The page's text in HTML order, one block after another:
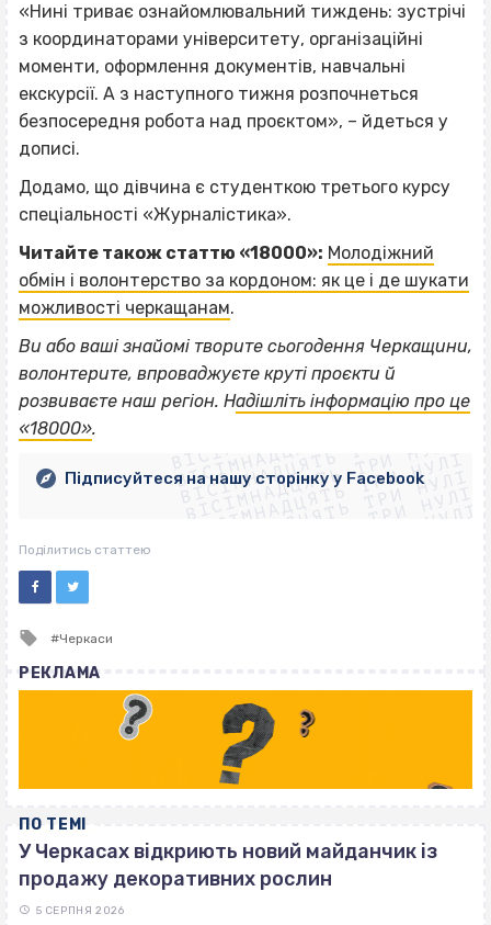
«Нині триває ознайомлювальний тиждень: зустрічі
з координаторами університету, організаційні
моменти, оформлення документів, навчальні
екскурсії. А з наступного тижня розпочнеться
безпосередня робота над проєктом», – йдеться у
дописі.
Додамо, що дівчина є студенткою третього курсу
спеціальності «Журналістика».
Читайте також статтю «18000»: Молодіжний
обмін і волонтерство за кордоном: як це і де шукати
можливості черкащанам.
Ви або ваші знайомі творите сьогодення Черкащини,
волонтерите, впроваджуєте круті проєкти й
розвиваєте наш регіон. Надішліть інформацію про це
«18000». ВІСІМНАДЦЯТЬ ТРИ НУЛІ
ВІСІМНАДЦЯТЬ ТРИ НУЛІ
ВІСІМНАДЦЯТЬ ТРИ НУЛІ
ВІСІМНАДЦЯТЬ ТРИ НУЛІ
ВІСІМНАДЦЯТЬ ТРИ НУЛІ
ВІСІМНАДЦЯТЬ ТРИ НУЛІ
ВІСІМНАДЦЯТЬ ТРИ НУЛІ
ВІСІМНАДЦЯТЬ ТРИ НУЛІ
Підписуйтеся на нашу сторінку у Facebook
Поділитись статтею
Tagged
Черкаси
РЕКЛАМА
ПО ТЕМІ
У Черкасах відкриють новий майданчик із
продажу декоративних рослин
5 СЕРПНЯ 2026